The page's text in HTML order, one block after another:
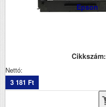
Epson
Cikkszám:
Nettó:
3 181 Ft